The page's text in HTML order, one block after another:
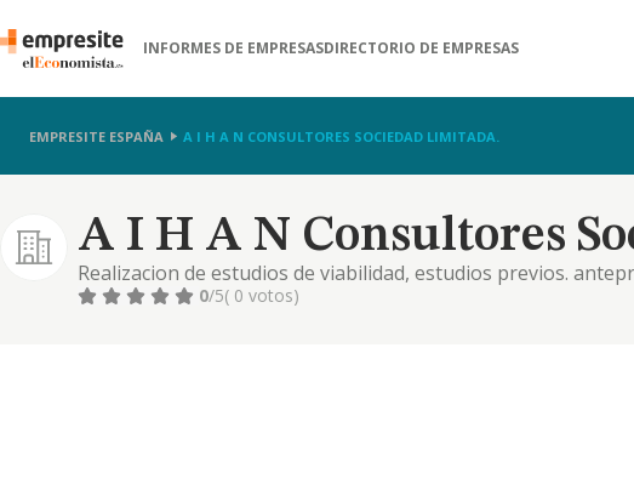
INFORMES DE EMPRESASDIRECTORIO DE EMPRESAS
EMPRESITE ESPAÑA A I H A N CONSULTORES SOCIEDAD LIMITADA.
A I H A N Consultores
Realizacion de estudios de viabilidad, estudios previos.
de obra de proyectos de ingenieria.
0/5( 0 votos)